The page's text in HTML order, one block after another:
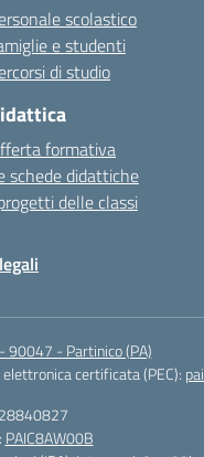
scolastico
e studenti
di studio
formativa
schede didattiche
delle classi
90047 - Partinico (PA)
certificata (PEC):
PAIC8AW00B